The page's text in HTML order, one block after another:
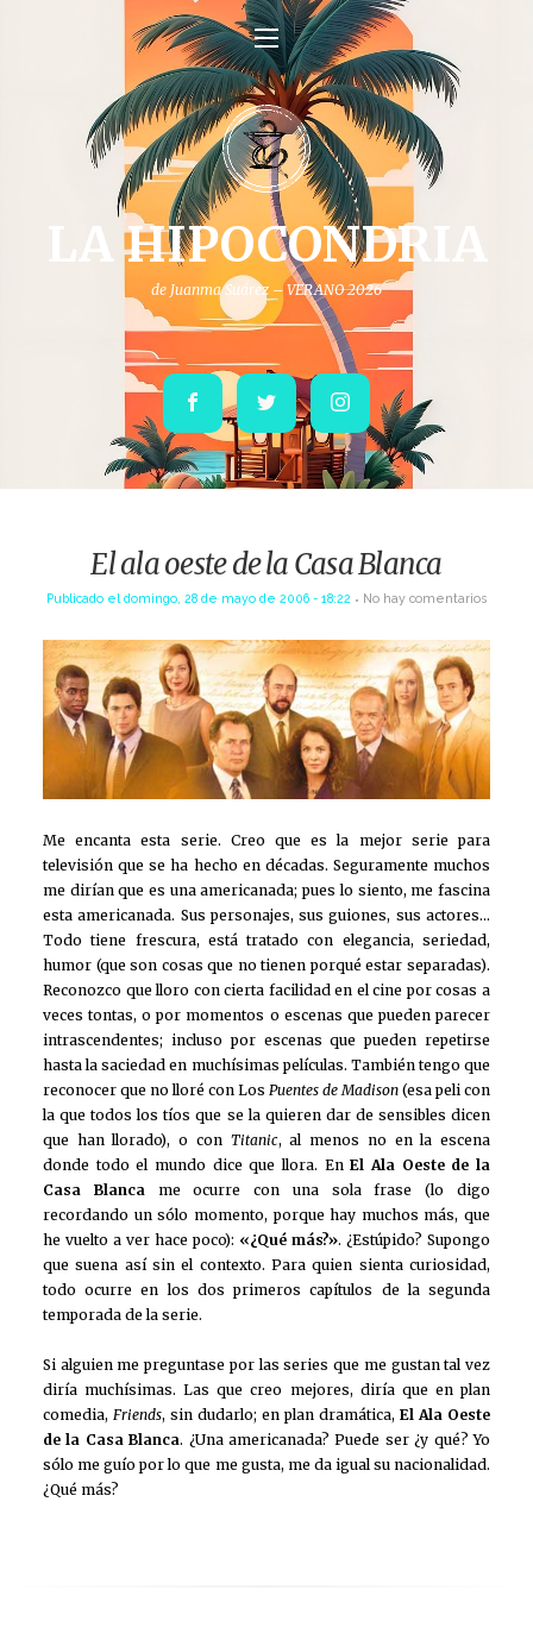
LA HIPOCONDRIA
de Juanma Suárez – VERANO 2026
Facebook Twitter Instagram
El ala oeste de la Casa Blanca
Publicado el domingo, 28 de mayo de 2006 - 18:22 No hay comentarios
Me encanta esta serie. Creo que es la mejor serie para
televisión que se ha hecho en décadas. Seguramente muchos
me dirían que es una americanada; pues lo siento, me fascina
esta americanada. Sus personajes, sus guiones, sus actores…
Todo tiene frescura, está tratado con elegancia, seriedad,
humor (que son cosas que no tienen porqué estar separadas).
Reconozco que lloro con cierta facilidad en el cine por cosas a
veces tontas, o por momentos o escenas que pueden parecer
intrascendentes; incluso por escenas que pueden repetirse
hasta la saciedad en muchísimas películas. También tengo que
reconocer que no lloré con Los Puentes de Madison (esa peli con
la que todos los tíos que se la quieren dar de sensibles dicen
que han llorado), o con Titanic, al menos no en la escena
donde todo el mundo dice que llora. EnEl Ala Oeste de la
Casa Blanca me ocurre con una sola frase (lo digo
recordando un sólo momento, porque hay muchos más, que
he vuelto a ver hace poco): «¿Qué más?». ¿Estúpido? Supongo
que suena así sin el contexto. Para quien sienta curiosidad,
todo ocurre en los dos primeros capítulos de la segunda
temporada de la serie.
Si alguien me preguntase por las series que me gustan tal vez
diría muchísimas. Las que creo mejores, diría que en plan
comedia, Friends, sin dudarlo; en plan dramática, El Ala Oeste
de la Casa Blanca. ¿Una americanada? Puede ser ¿y qué? Yo
sólo me guío por lo que me gusta, me da igual su nacionalidad.
¿Qué más?